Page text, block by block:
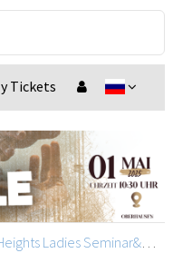
Tickets
Ladies Seminar&Brunch